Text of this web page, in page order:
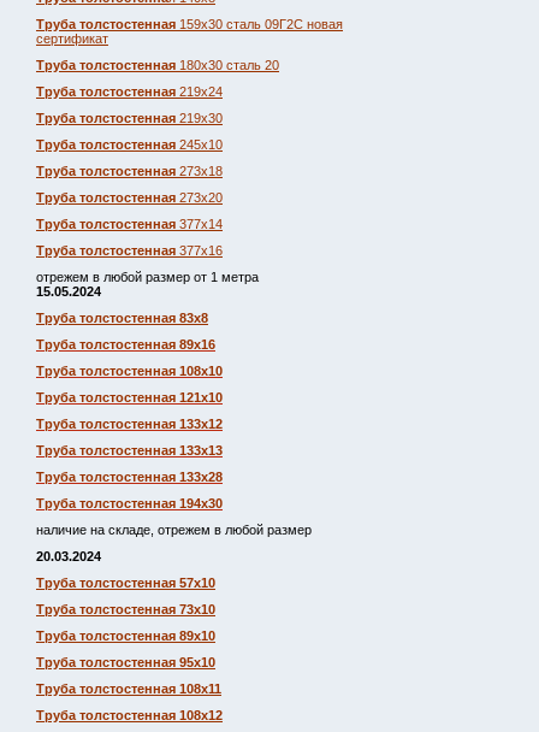
Труба толстостенная 159х30 сталь 09Г2С новая
сертификат
Труба толстостенная 180х30 сталь 20
Труба толстостенная 219х24
Труба толстостенная 219х30
Труба толстостенная 245х10
Труба толстостенная 273х18
Труба толстостенная 273х20
Труба толстостенная 377х14
Труба толстостенная 377х16
отрежем в любой размер от 1 метра
15.05.2024
Труба толстостенная 83х8
Труба толстостенная 89х16
Труба толстостенная 108х10
Труба толстостенная 121х10
Труба толстостенная 133х12
Труба толстостенная 133х13
Труба толстостенная 133х28
Труба толстостенная 194х30
наличие на складе, отрежем в любой размер
20.03.2024
Труба толстостенная 57х10
Труба толстостенная 73х10
Труба толстостенная 89х10
Труба толстостенная 95х10
Труба толстостенная 108х11
Труба толстостенная 108х12